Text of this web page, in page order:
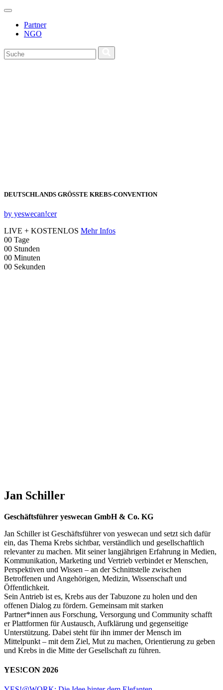
Partner
NGO
DEUTSCHLANDS GRÖSSTE KREBS‑CONVENTION
by yeswecan!cer
LIVE + KOSTENLOS Mehr Infos
00 Tage
00 Stunden
00 Minuten
00 Sekunden
Jan Schiller
Geschäftsführer yeswecan GmbH & Co. KG
Jan Schiller ist Geschäftsführer von yeswecan und setzt sich dafür
ein, das Thema Krebs sichtbar, verständlich und gesellschaftlich
relevanter zu machen. Mit seiner langjährigen Erfahrung in Medien,
Kommunikation, Marketing und Vertrieb verbindet er Menschen,
Perspektiven und Wissen – an der Schnittstelle zwischen
Betroffenen und Angehörigen, Medizin, Wissenschaft und
Öffentlichkeit.
Sein Antrieb ist es, Krebs aus der Tabuzone zu holen und den
offenen Dialog zu fördern. Gemeinsam mit starken
Partner*innen aus Forschung, Versorgung und Community schafft
er Plattformen für Austausch, Aufklärung und gegenseitige
Unterstützung. Dabei steht für ihn immer der Mensch im
Mittelpunkt – mit dem Ziel, Mut zu machen, Orientierung zu geben
und Krebs in die Mitte der Gesellschaft zu führen.
YES!CON 2026